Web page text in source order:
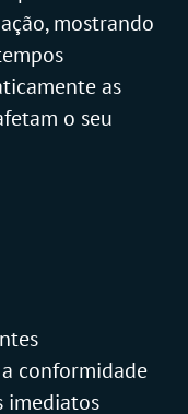
mostrando
as
o seu
conformidade
imediatos